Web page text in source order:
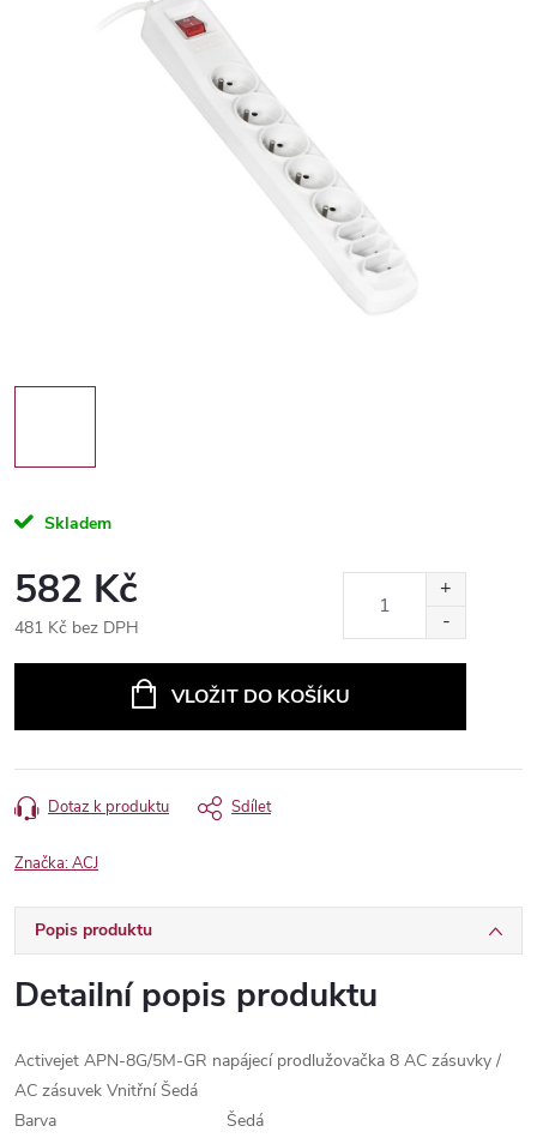
Skladem
582 Kč
481 Kč bez DPH
VLOŽIT DO KOŠÍKU
Dotaz k produktu Sdílet
Značka:ACJ
Popis produktu
Detailní popis produktu
Activejet APN-8G/5M-GR napájecí prodlužovačka 8 AC zásuvky /
AC zásuvek Vnitřní Šedá
Barva
Šedá